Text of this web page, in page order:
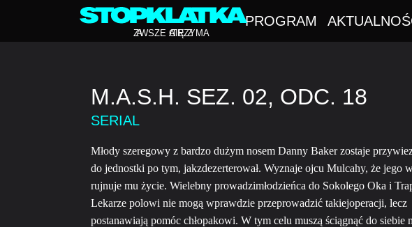
ZAWSZE CIĘ Z
ATRZYMA
PROGRAM
M.A.S.H. SEZ. 02, ODC. 18
SERIAL
Młody szeregowy z bardzo dużym nosem Danny Baker zostaje
do jednostki po tym, jakzdezerterował. Wyznaje ojcu Mulcahy, że jego
rujnuje mu życie. Wielebny prowadzimłodzieńca do Sokolego Oka i
Lekarze polowi nie mogą wprawdzie przeprowadzić takiejoperacji, lecz
postanawiają pomóc chłopakowi. W tym celu muszą ściągnąć do siebie